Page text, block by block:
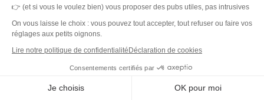
S'inscrire
Merci ! Vous êtes maintenant inscrit à notre
👉 (et si vous le voulez bien) vous proposer des pubs utiles, pas intrusives
On vous laisse le choix : vous pouvez tout accepter, tout refuser ou faire vos
réglages aux petits oignons.
Lire notre politique de confidentialité Déclaration de cookies
Consentements certifiés par
Je choisis OK pour moi